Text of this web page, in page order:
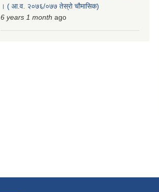
। ( आ.व. २०७६/०७७ तेस्रो चौमासिक)
6 years 1 month ago